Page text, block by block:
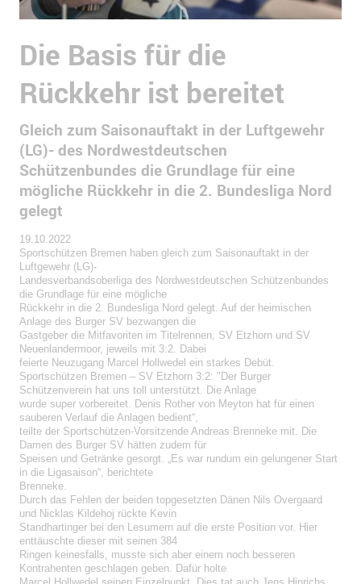
Die Basis für die
Rückkehr ist bereitet
Gleich zum Saisonauftakt in der Luftgewehr
(LG)- des Nordwestdeutschen
Schützenbundes die Grundlage für eine
mögliche Rückkehr in die 2. Bundesliga Nord
gelegt
19.10.2022
Sportschützen Bremen haben gleich zum Saisonauftakt in der
Luftgewehr (LG)-
Landesverbandsoberliga des Nordwestdeutschen Schützenbundes
die Grundlage für eine mögliche
Rückkehr in die 2. Bundesliga Nord gelegt. Auf der heimischen
Anlage des Burger SV bezwangen die
Gastgeber die Mitfavoriten im Titelrennen, SV Etzhorn und SV
Neuenlandermoor, jeweils mit 3:2. Dabei
feierte Neuzugang Marcel Hollwedel ein starkes Debüt.
Sportschützen Bremen – SV Etzhorn 3:2: "Der Burger
Schützenverein hat uns toll unterstützt. Die Anlage
wurde super vorbereitet. Denis Rother von Meyton hat für einen
sauberen Verlauf die Anlagen bedient“,
teilte der Sportschützen-Vorsitzende Andreas Brenneke mit. Die
Damen des Burger SV hätten zudem für
Speisen und Getränke gesorgt. „Es war rundum ein gelungener Start
in die Ligasaison“, berichtete
Brenneke.
Durch das Fehlen der beiden topgesetzten Dänen Nils Overgaard
und Nicklas Kildehoj rückte Kevin
Standhartinger bei den Lesumern auf die erste Position vor. Hier
enttäuschte dieser mit seinen 384
Ringen keinesfalls, musste sich aber einem noch besseren
Kontrahenten geschlagen geben. Dafür holte